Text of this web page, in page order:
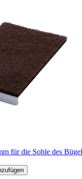
für die Sohle des